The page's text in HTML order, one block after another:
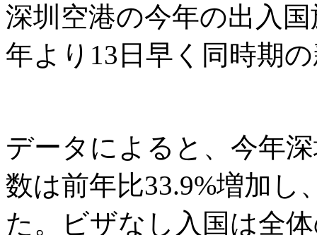
深圳空港の今年の出入
年より13日早く同時期
データによると、今年
数は前年比33.9%増加し
た。ビザなし入国は全